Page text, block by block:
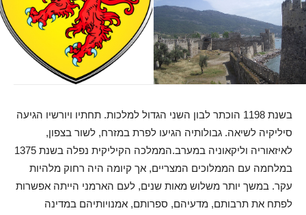
בשנת 1198 הוכתר לבון השני הגדול למלכות. תחתיו ויורשיו הגיעה
סיליקיה לשיאה. גבולותיה הגיעו לפרת במזרח, לשור בצפון,
לאיזאוריה וליקאוניה במערב.הממלכה הקיליקית נפלה בשנת 1375
במלחמה עם הממלוכים המצריים, אך קיומה היה רחוק מלהיות
עקר. במשך יותר משלוש מאות שנים, לעם הארמני הייתה אפשרות
לפתח את תרבותם, מדעיהם, ספרותם, אמנויותיהם במדינה